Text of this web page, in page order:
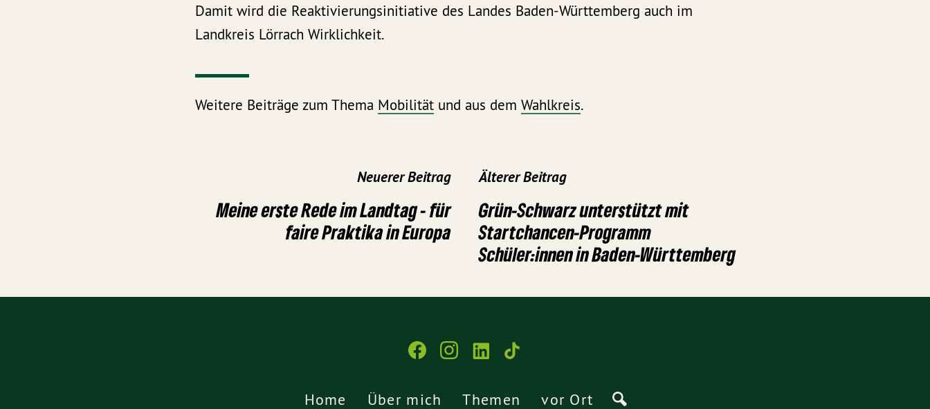
Damit wird die Reaktivierungsinitiative des Landes Baden-Württemberg auch im
Landkreis Lörrach Wirklichkeit.
Weitere Beiträge zum Thema Mobilität und aus demWahlkreis.
Neuerer Beitrag
Meine erste Rede im Landtag - für
faire Praktika in Europa
Älterer Beitrag
Grün-Schwarz unterstützt mit
Startchancen-Programm
Schüler:innen in Baden-Württemberg
Home Über mich Themen vor Ort